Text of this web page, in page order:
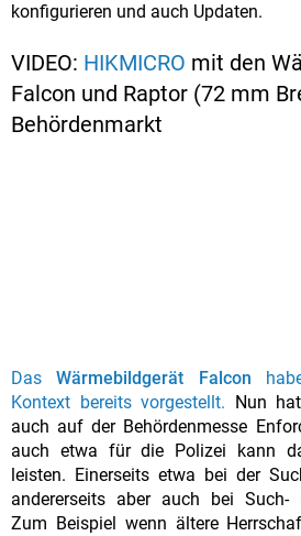
konfigurieren und auch Updaten.
VIDEO: HIKMICRO mit den
Falcon und Raptor (72 mm
Behördenmarkt
DasWärmebildgerät Falcon
Kontext bereits vorgestellt.
Nun
auch auf der Behördenmesse
auch etwa für die Polizei kann
leisten. Einerseits etwa bei der
andererseits aber auch bei Such-
Zum Beispiel wenn ältere